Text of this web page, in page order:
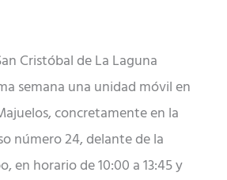
Cristóbal de La Laguna
semana una unidad móvil en
concretamente en la
número 24, delante de la
en horario de 10:00 a 13:45 y